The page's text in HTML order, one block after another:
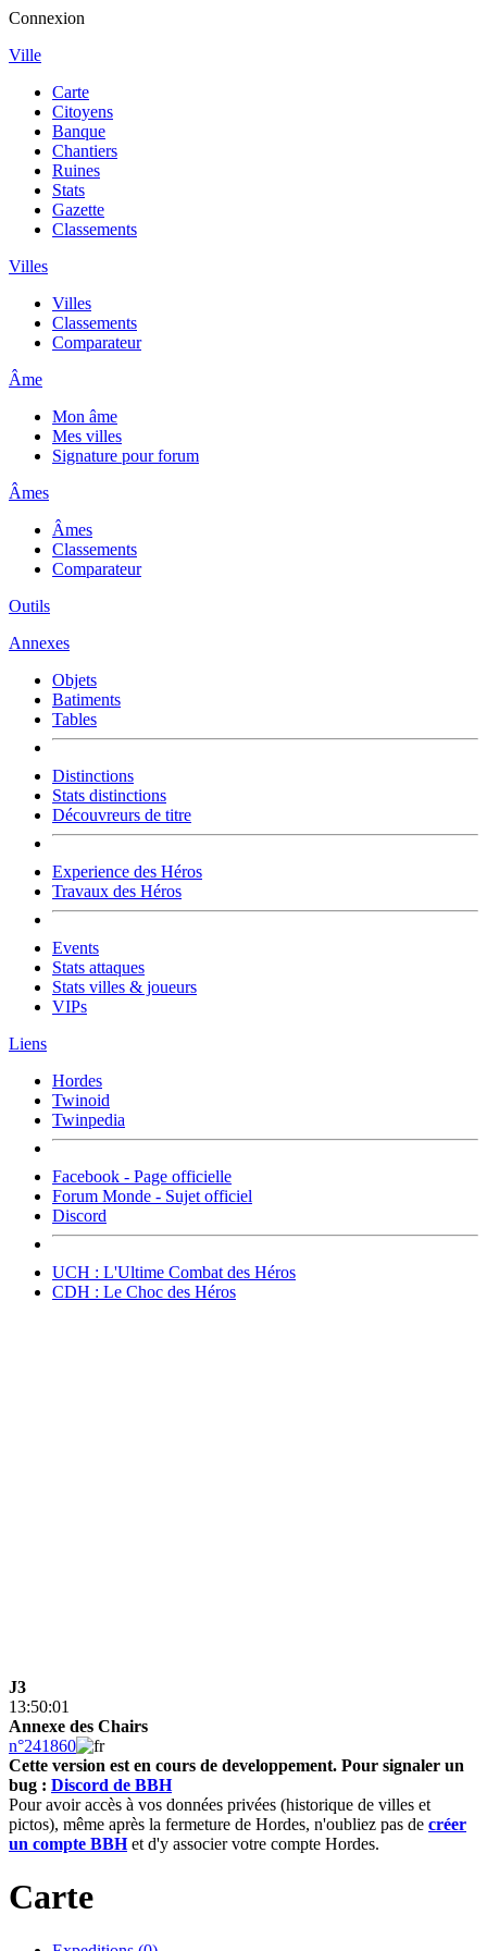
Connexion
Ville
Carte
Citoyens
Banque
Chantiers
Ruines
Stats
Gazette
Classements
Villes
Villes
Classements
Comparateur
Âme
Mon âme
Mes villes
Signature pour forum
Âmes
Âmes
Classements
Comparateur
Outils
Annexes
Objets
Batiments
Tables
Distinctions
Stats distinctions
Découvreurs de titre
Experience des Héros
Travaux des Héros
Events
Stats attaques
Stats villes & joueurs
VIPs
Liens
Hordes
Twinoid
Twinpedia
Facebook - Page officielle
Forum Monde - Sujet officiel
Discord
UCH : L'Ultime Combat des Héros
CDH : Le Choc des Héros
J3
13:50:01
Annexe des Chairs
n°241860
Cette version est en cours de developpement. Pour signaler un
bug : Discord de BBH
Pour avoir accès à vos données privées (historique de villes et
pictos), même après la fermeture de Hordes, n'oubliez pas de créer
un compte BBHet d'y associer votre compte Hordes.
Carte